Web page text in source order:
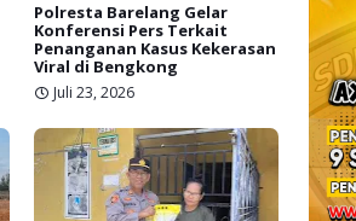
Polresta Barelang Gelar
Konferensi Pers Terkait
Penanganan Kasus Kekerasan
Viral di Bengkong
Juli 23, 2026